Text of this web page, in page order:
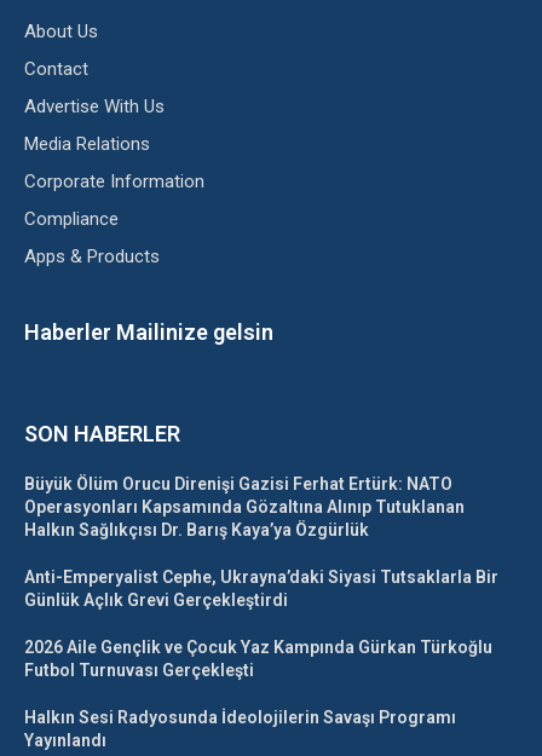
About Us
Contact
Advertise With Us
Media Relations
Corporate Information
Compliance
Apps & Products
Haberler Mailinize gelsin
SON HABERLER
Büyük Ölüm Orucu Direnişi Gazisi Ferhat Ertürk: NATO
Operasyonları Kapsamında Gözaltına Alınıp Tutuklanan
Halkın Sağlıkçısı Dr. Barış Kaya’ya Özgürlük
Anti-Emperyalist Cephe, Ukrayna’daki Siyasi Tutsaklarla Bir
Günlük Açlık Grevi Gerçekleştirdi
2026 Aile Gençlik ve Çocuk Yaz Kampında Gürkan Türkoğlu
Futbol Turnuvası Gerçekleşti
Halkın Sesi Radyosunda İdeolojilerin Savaşı Programı
Yayınlandı